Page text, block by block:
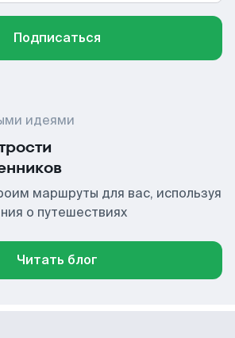
Подписаться
идеями
маршруты для вас, используя
о путешествиях
Читать блог